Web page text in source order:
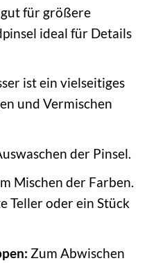
gut für größere
ideal für Details
ist ein vielseitiges
und Vermischen
der Pinsel.
Mischen der Farben.
Teller oder ein Stück
Zum Abwischen